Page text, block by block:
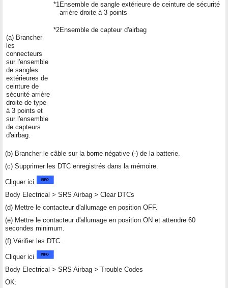
(a) Brancher
les
connecteurs
sur l'ensemble
de sangles
extérieures de
ceinture de
sécurité arrière
droite de type
à 3 points et
sur l'ensemble
de capteurs
d'airbag.
*1Ensemble de sangle extérieure de ceinture de sécurité
arrière droite à 3 points
*2Ensemble de capteur d'airbag
(b) Brancher le câble sur la borne négative (-) de la batterie.
(c) Supprimer les DTC enregistrés dans la mémoire.
Cliquer ici
Body Electrical > SRS Airbag > Clear DTCs
(d) Mettre le contacteur d'allumage en position OFF.
(e) Mettre le contacteur d'allumage en position ON et attendre 60
secondes minimum.
(f) Vérifier les DTC.
Cliquer ici
Body Electrical > SRS Airbag > Trouble Codes
OK: